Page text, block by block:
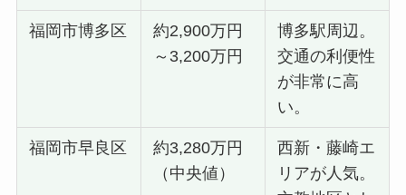
福岡市博多区
約2,900万円
～3,200万円
博多駅周辺。
交通の利便性
が非常に高
い。
福岡市早良区
約3,280万円
（中央値）
西新・藤崎エ
リアが人気。